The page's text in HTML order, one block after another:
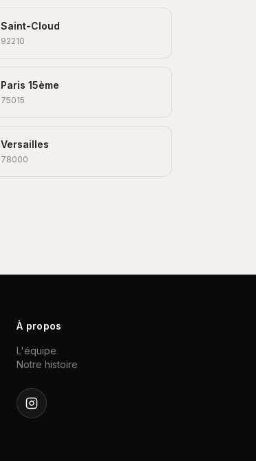
Saint-Cloud
92210
Paris 15ème
75015
Versailles
78000
À propos
L'équipe
Notre histoire